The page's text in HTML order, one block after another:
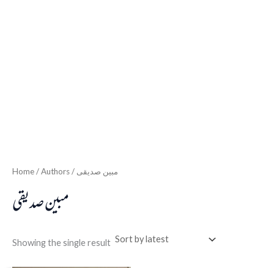
Home / Authors / مبین صدیقی
مبین صدیقی
Showing the single result